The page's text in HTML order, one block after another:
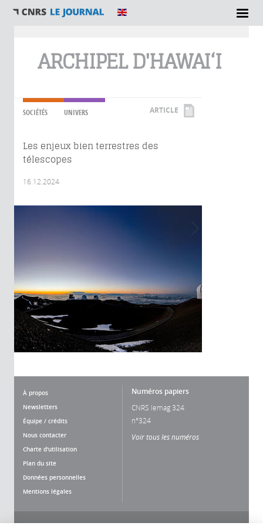
ARCHIPEL D'HAWAI‘I
SOCIÉTÉS UNIVERS ARTICLE
Les enjeux bien terrestres des
télescopes
16.12.2024
À propos
Newsletters
Équipe / crédits
Nous contacter
Charte d'utilisation
Plan du site
Données personnelles
Mentions légales
Numéros papiers
CNRS lemag 324
n°324
Voir tous les numéros